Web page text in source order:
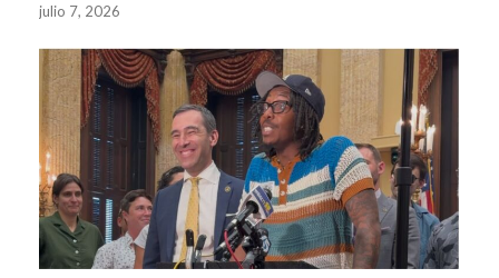
julio 7, 2026